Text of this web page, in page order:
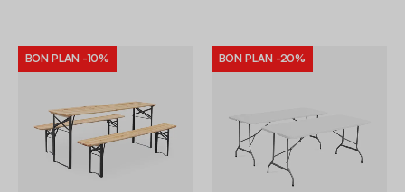
BON PLAN -10% BON PLAN -20%